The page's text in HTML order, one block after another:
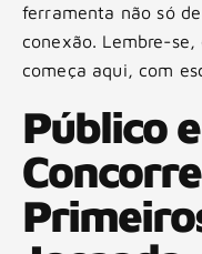
ferramenta não só
conexão. Lembre-
começa aqui, com
Público e